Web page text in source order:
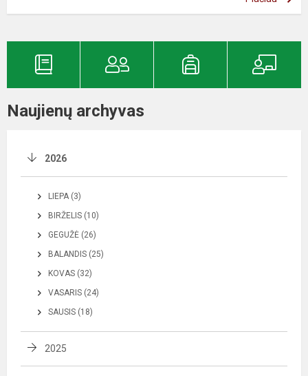
Naujienų archyvas
2026
LIEPA (3)
BIRŽELIS (10)
GEGUŽĖ (26)
BALANDIS (25)
KOVAS (32)
VASARIS (24)
SAUSIS (18)
2025